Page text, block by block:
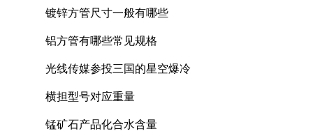
镀锌方管尺寸一般有哪些
铝方管有哪些常见规格
光线传媒参投三国的星空爆冷
横担型号对应重量
锰矿石产品化合水含量